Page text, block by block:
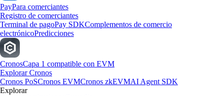
PayPara comerciantes
Registro de comerciantes
Terminal de pagoPay SDKComplementos de comercio
electrónicoPredicciones
CronosCapa 1 compatible con EVM
Explorar Cronos
Cronos PoSCronos EVMCronos zkEVMAI Agent SDK
Explorar